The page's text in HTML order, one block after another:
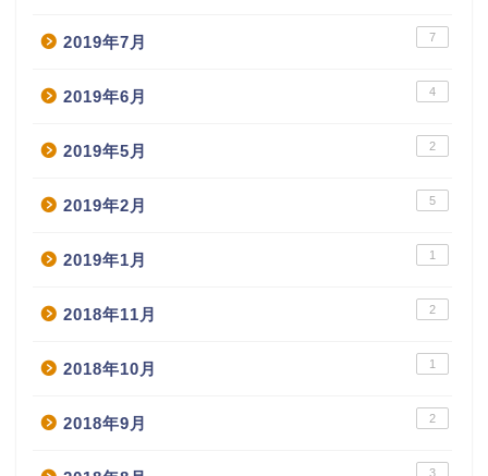
2019年7月 7
2019年6月 4
2019年5月 2
2019年2月 5
2019年1月 1
2018年11月 2
2018年10月 1
2018年9月 2
3